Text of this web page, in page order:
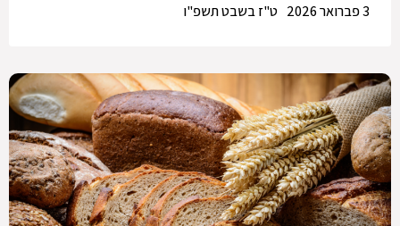
ט"ז בשבט תשפ"ו
3 פברואר 2026